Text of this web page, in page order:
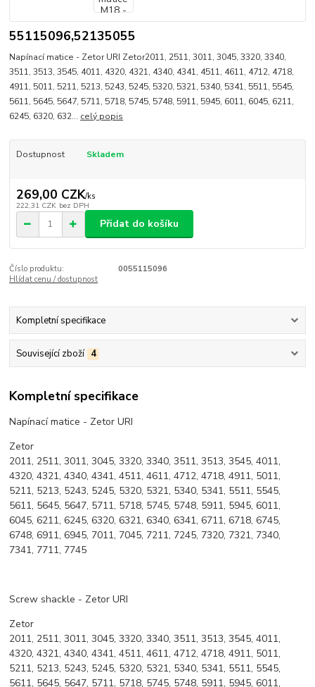
55115096,52135055
Napínací matice - Zetor URI Zetor2011, 2511, 3011, 3045, 3320, 3340,
3511, 3513, 3545, 4011, 4320, 4321, 4340, 4341, 4511, 4611, 4712, 4718,
4911, 5011, 5211, 5213, 5243, 5245, 5320, 5321, 5340, 5341, 5511, 5545,
5611, 5645, 5647, 5711, 5718, 5745, 5748, 5911, 5945, 6011, 6045, 6211,
6245, 6320, 632... celý popis
Dostupnost Skladem
269,00 CZK/ks
222,31 CZK bez DPH
Přidat do košíku
Číslo produktu:
0055115096
Hlídat cenu / dostupnost
Kompletní specifikace
Související zboží 4
Kompletní specifikace
Napínací matice - Zetor URI
Zetor
2011, 2511, 3011, 3045, 3320, 3340, 3511, 3513, 3545, 4011,
4320, 4321, 4340, 4341, 4511, 4611, 4712, 4718, 4911, 5011,
5211, 5213, 5243, 5245, 5320, 5321, 5340, 5341, 5511, 5545,
5611, 5645, 5647, 5711, 5718, 5745, 5748, 5911, 5945, 6011,
6045, 6211, 6245, 6320, 6321, 6340, 6341, 6711, 6718, 6745,
6748, 6911, 6945, 7011, 7045, 7211, 7245, 7320, 7321, 7340,
7341, 7711, 7745
Screw shackle - Zetor URI
Zetor
2011, 2511, 3011, 3045, 3320, 3340, 3511, 3513, 3545, 4011,
4320, 4321, 4340, 4341, 4511, 4611, 4712, 4718, 4911, 5011,
5211, 5213, 5243, 5245, 5320, 5321, 5340, 5341, 5511, 5545,
5611, 5645, 5647, 5711, 5718, 5745, 5748, 5911, 5945, 6011,